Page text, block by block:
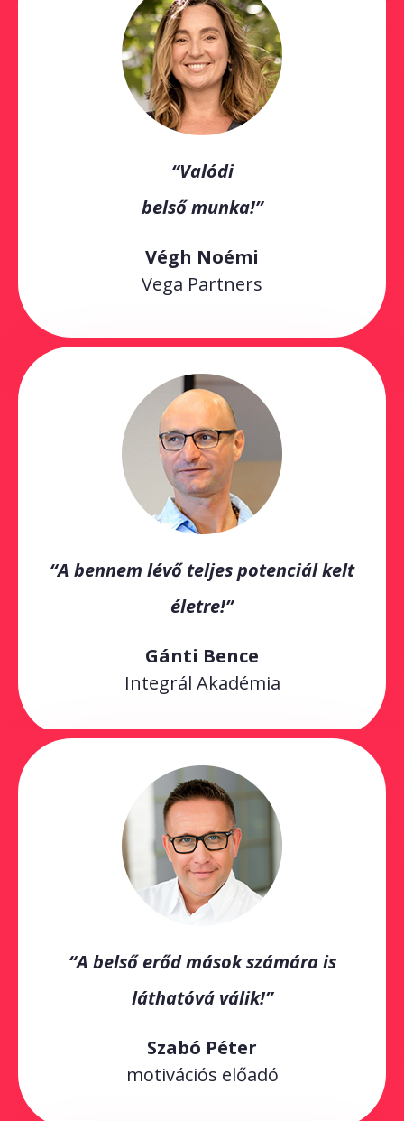
“Valódi
belső munka!”
Végh Noémi
Vega Partners
“A bennem lévő teljes potenciál kelt
életre!”
Gánti Bence
Integrál Akadémia
“A belső erőd mások számára is
láthatóvá válik!”
Szabó Péter
motivációs előadó